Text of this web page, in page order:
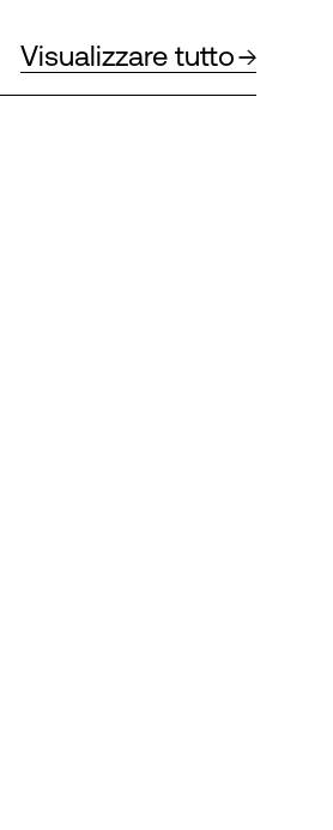
Visualizzare tutto